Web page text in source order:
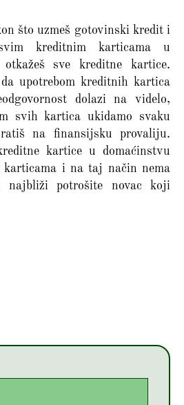
što uzmeš gotovinski kredit i
kreditnim karticama u
sve kreditne kartice.
upotrebom kreditnih kartica
dolazi na videlo,
svih kartica ukidamo svaku
na finansijsku provaliju.
kartice u domaćinstvu
karticama i na taj način nema
potrošite novac koji